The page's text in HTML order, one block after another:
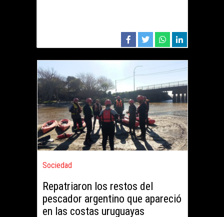
Sociedad
Repatriaron los restos del
pescador argentino que apareció
en las costas uruguayas